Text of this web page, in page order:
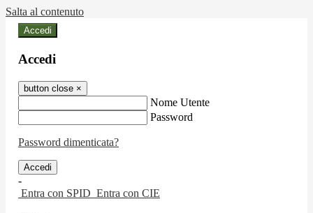
Salta al contenuto
Accedi
Accedi
button close ×
Nome Utente
Password
Password dimenticata?
-
Entra con SPID Entra con CIE